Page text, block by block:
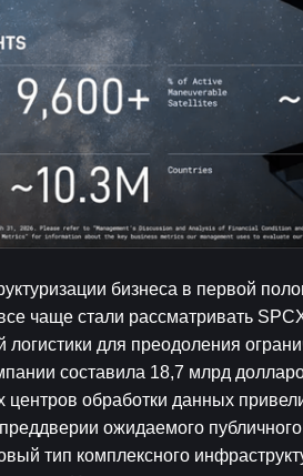
бизнеса в первой
чаще стали рассматривать
логистики для преодоления
составила 18,7 млрд
центров обработки данных
преддверии ожидаемого
тип комплексного